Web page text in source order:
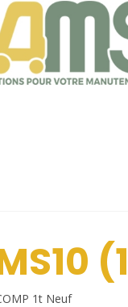
1t Neuf